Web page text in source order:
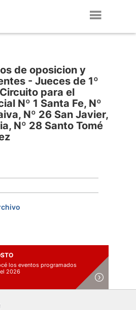
de oposicion y
- Jueces de 1º
para el
Nº 1 Santa Fe, Nº
Nº 26 San Javier,
Nº 28 Santo Tomé
los eventos programados
2026